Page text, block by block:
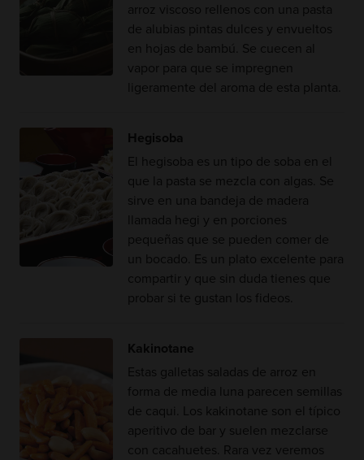
arroz viscoso rellenos con una pasta
de alubias pintas dulces y envueltos
en hojas de bambú. Se cuecen al
vapor para que se impregnen
ligeramente del aroma de esta planta.
Hegisoba
El hegisoba es un tipo de soba en el
que la pasta se mezcla con algas. Se
sirve en una bandeja de madera
llamada hegi y en porciones
pequeñas que se pueden comer de
un bocado. Es un plato excelente para
compartir y que sin duda tienes que
probar si te gustan los fideos.
Kakinotane
Estas galletas saladas de arroz en
forma de media luna parecen semillas
de caqui. Los kakinotane son el típico
aperitivo de bar y suelen mezclarse
con cacahuetes. Rara vez veremos